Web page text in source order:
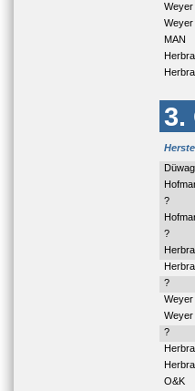
Weyer
Weyer
MAN
3.
Düwag
?
?
?
Weyer
Weyer
?
O&K